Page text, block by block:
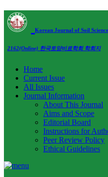
Korean Journal of Soil
2162(Online) 한국토양비료학회 학회지
Home
Current Issue
All Issues
Journal Information
About This Journal
Aims and Scope
Editorial Board
Instructions for
Peer Review Policy
Ethical Guidelines